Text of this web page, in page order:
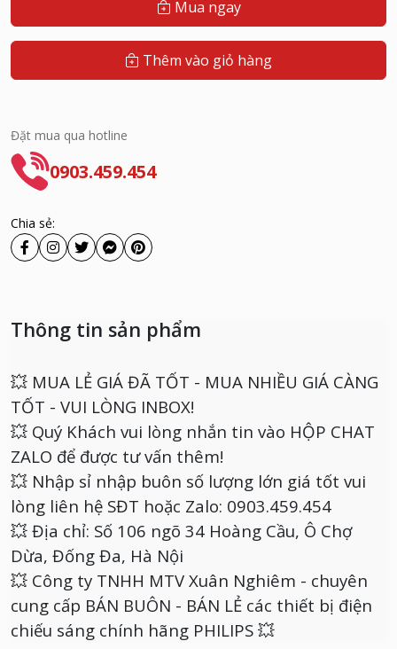
Mua ngay
Thêm vào giỏ hàng
Đặt mua qua hotline
0903.459.454
Chia sẻ:
Thông tin sản phẩm
💥 MUA LẺ GIÁ ĐÃ TỐT - MUA NHIỀU GIÁ CÀNG
TỐT - VUI LÒNG INBOX!
💥 Quý Khách vui lòng nhắn tin vào HỘP CHAT
ZALO để được tư vấn thêm!
💥 Nhập sỉ nhập buôn số lượng lớn giá tốt vui
lòng liên hệ SĐT hoặc Zalo: 0903.459.454
💥 Địa chỉ: Số 106 ngõ 34 Hoàng Cầu, Ô Chợ
Dừa, Đống Đa, Hà Nội
💥 Công ty TNHH MTV Xuân Nghiêm - chuyên
cung cấp BÁN BUÔN - BÁN LẺ các thiết bị điện
chiếu sáng chính hãng PHILIPS 💥